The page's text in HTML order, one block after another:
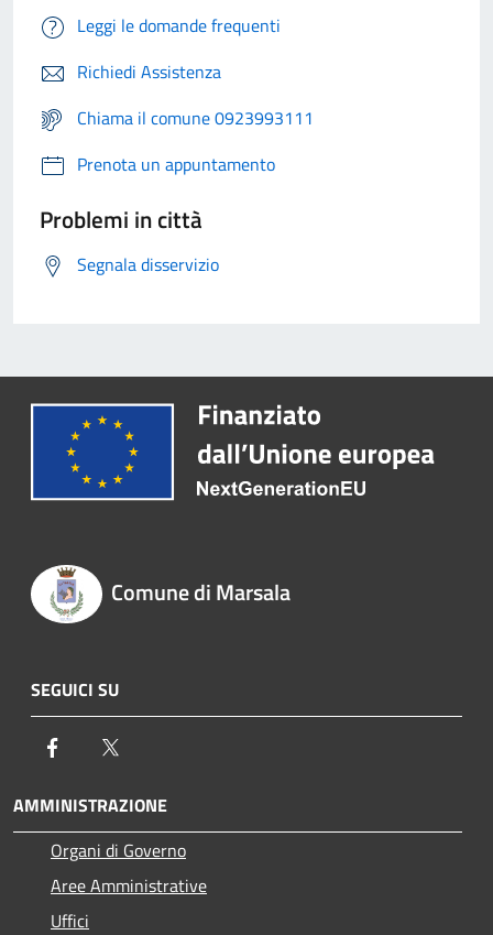
Leggi le domande frequenti
Richiedi Assistenza
Chiama il comune 0923993111
Prenota un appuntamento
Problemi in città
Segnala disservizio
Comune di Marsala
SEGUICI SU
Facebook
AMMINISTRAZIONE
Organi di Governo
Aree Amministrative
Uffici